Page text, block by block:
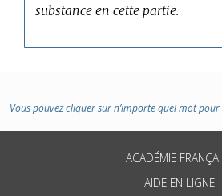
substance en cette partie.
Vous pouvez cliquer sur n’importe quel mot
ACADÉMIE
AIDE EN LIGNE